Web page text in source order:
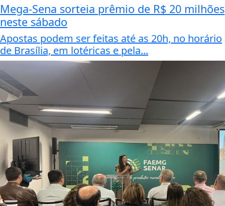
Mega-Sena sorteia prêmio de R$ 20 milhões
neste sábado
Apostas podem ser feitas até as 20h, no horário
de Brasília, em lotéricas e pela...